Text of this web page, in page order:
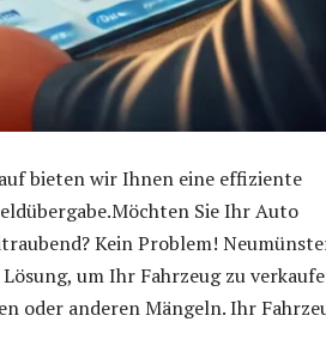
bieten wir Ihnen eine effiziente
Sie Ihr Auto
Kein Problem!
um Ihr Fahrzeug zu
oder anderen Mängeln. Ihr